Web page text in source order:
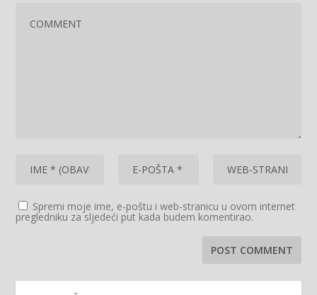
Spremi moje ime, e-poštu i web-stranicu u ovom internet
pregledniku za sljedeći put kada budem komentirao.